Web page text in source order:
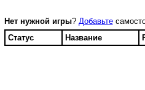
Нет нужной игры? Добавьте
Статус
Название